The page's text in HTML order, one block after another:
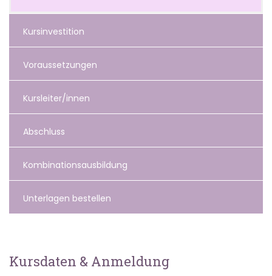
Kursinvestition
Voraussetzungen
Kursleiter/innen
Abschluss
Kombinationsausbildung
Unterlagen bestellen
Kursdaten & Anmeldung